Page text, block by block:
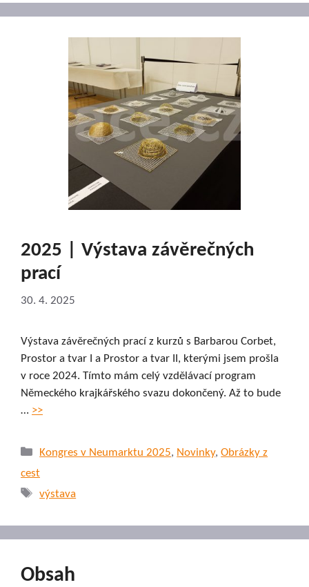
2025 | Výstava závěrečných
prací
30. 4. 2025
Výstava závěrečných prací z kurzů s Barbarou Corbet,
Prostor a tvar I a Prostor a tvar II, kterými jsem prošla
v roce 2024. Tímto mám celý vzdělávací program
Německého krajkářského svazu dokončený. Až to bude
… >>
Rubriky
Kongres v Neumarktu 2025, Novinky,Obrázky z
cest
Štítky
výstava
Obsah